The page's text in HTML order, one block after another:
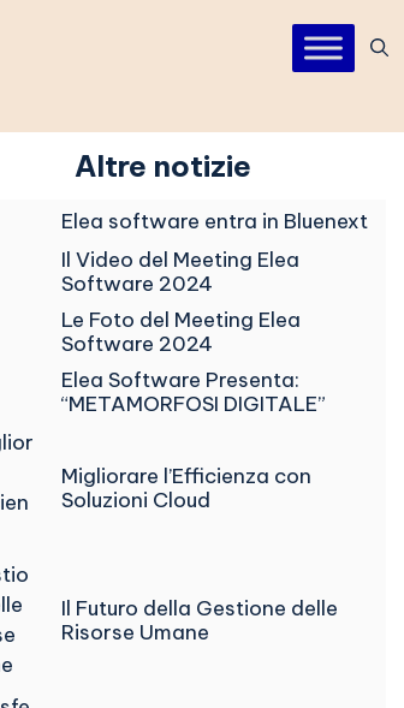
Altre notizie
Elea software entra in Bluenext
Il Video del Meeting Elea
Software 2024
Le Foto del Meeting Elea
Software 2024
Elea Software Presenta:
“METAMORFOSI DIGITALE”
Migliorare l’Efficienza con
Soluzioni Cloud
Il Futuro della Gestione delle
Risorse Umane